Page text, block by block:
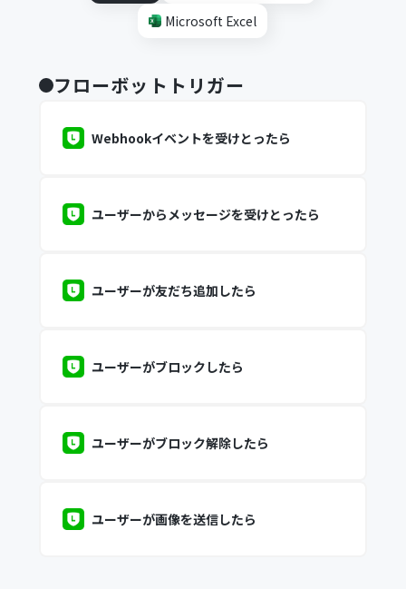
Microsoft Excel
フローボットトリガー
Webhookイベントを受けとったら
ユーザーからメッセージを受けとったら
ユーザーが友だち追加したら
ユーザーがブロックしたら
ユーザーがブロック解除したら
ユーザーが画像を送信したら